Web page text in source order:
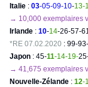
Italie : 03-05-09-10-13-
→ 10,000 exemplaires
Irlande : 10-14-26-57-
*RE 07.02.2020 : 99-
Japon : 45-11-14-19-
→ 41,675 exemplaires
Nouvelle-Zélande : 12-